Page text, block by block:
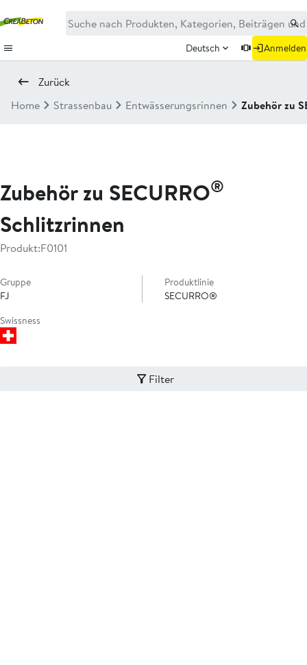
Deutsch Anmelden
Zurück
Home
Strassenbau Entwässerungsrinnen Zubehör zu
Zubehör zu SECURRO®
Schlitzrinnen
Produkt:F0101
Gruppe
FJ
Produktlinie
SECURRO®
Swissness
Filter